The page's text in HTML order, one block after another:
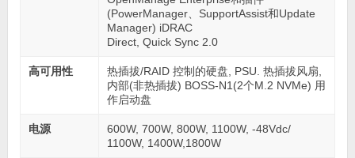
(PowerManager、SupportAssist和Update
Manager) iDRAC
Direct, Quick Sync 2.0
高可用性
热插拔/RAID 控制的硬盘, PSU. 热插拔风扇,
内部(非热插拔) BOSS-N1(2个M.2 NVMe) 用
作启动盘
电源
600W, 700W, 800W, 1100W, -48Vdc/
1100W, 1400W,1800W